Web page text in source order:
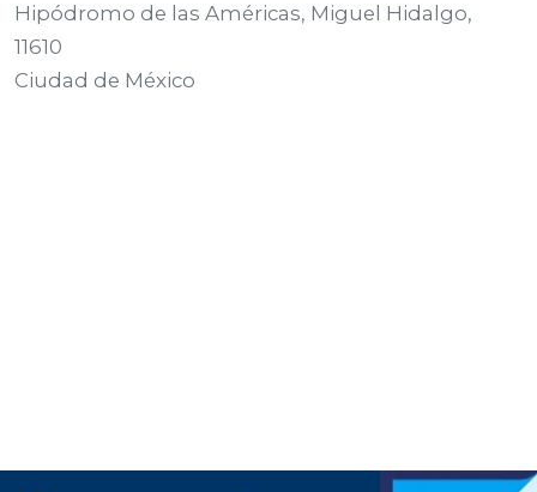
Hipódromo de las Américas, Miguel Hidalgo,
11610
Ciudad de México